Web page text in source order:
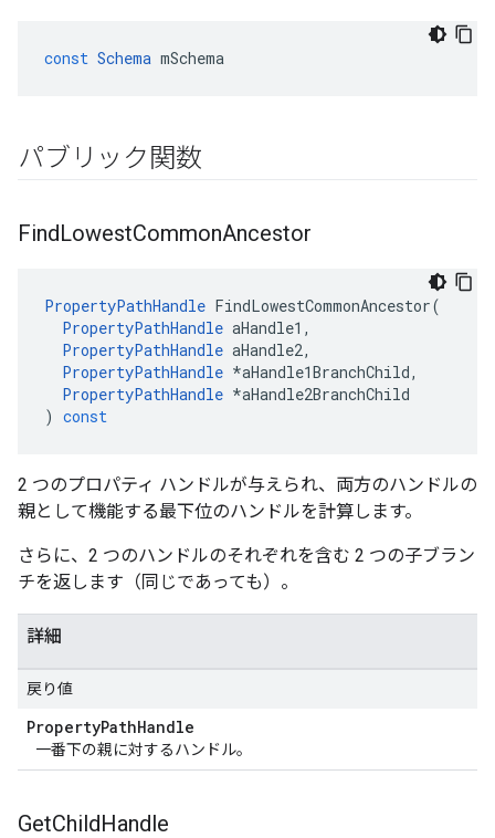
const Schema mSchema
パブリック関数
FindLowestCommonAncestor
PropertyPathHandle FindLowestCommonAncestor(
PropertyPathHandle aHandle1 ,
PropertyPathHandle aHandle2,
PropertyPathHandle *aHandle1BranchChild,
PropertyPathHandle *aHandle2BranchChild
) const
2 つのプロパティ ハンドルが与えられ、両方のハンドルの
親として機能する最下位のハンドルを計算します。
さらに、2 つのハンドルのそれぞれを含む 2 つの子ブラン
チを返します（同じであっても）。
詳細
戻り値
PropertyPathHandle
一番下の親に対するハンドル。
GetChildHandle